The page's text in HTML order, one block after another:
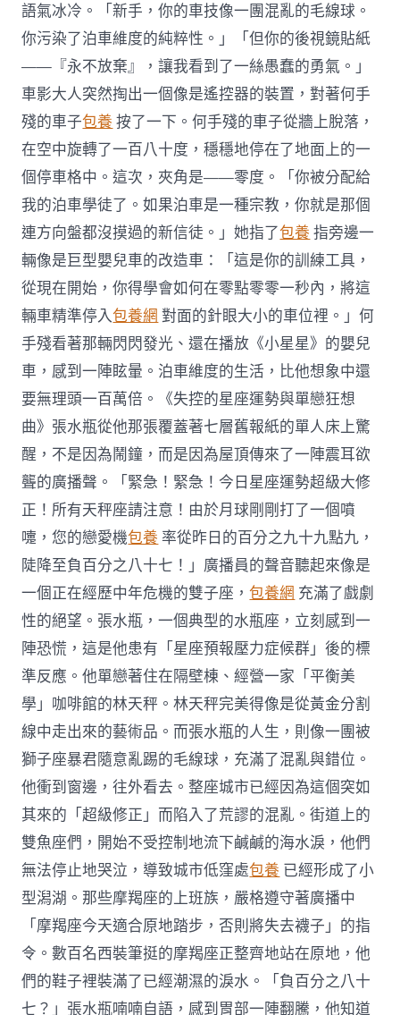
語氣冰冷。「新手，你的車技像一團混亂的毛線球。
你污染了泊車維度的純粹性。」「但你的後視鏡貼紙
——『永不放棄』，讓我看到了一絲愚蠢的勇氣。」
車影大人突然掏出一個像是遙控器的裝置，對著何手
殘的車子包養 按了一下。何手殘的車子從牆上脫落，
在空中旋轉了一百八十度，穩穩地停在了地面上的一
個停車格中。這次，夾角是——零度。「你被分配給
我的泊車學徒了。如果泊車是一種宗教，你就是那個
連方向盤都沒摸過的新信徒。」她指了包養 指旁邊一
輛像是巨型嬰兒車的改造車：「這是你的訓練工具，
從現在開始，你得學會如何在零點零零一秒內，將這
輛車精準停入包養網 對面的針眼大小的車位裡。」何
手殘看著那輛閃閃發光、還在播放《小星星》的嬰兒
車，感到一陣眩暈。泊車維度的生活，比他想象中還
要無理頭一百萬倍。《失控的星座運勢與單戀狂想
曲》張水瓶從他那張覆蓋著七層舊報紙的單人床上驚
醒，不是因為鬧鐘，而是因為屋頂傳來了一陣震耳欲
聾的廣播聲。「緊急！緊急！今日星座運勢超級大修
正！所有天秤座請注意！由於月球剛剛打了一個噴
嚏，您的戀愛機包養 率從昨日的百分之九十九點九，
陡降至負百分之八十七！」廣播員的聲音聽起來像是
一個正在經歷中年危機的雙子座，包養網 充滿了戲劇
性的絕望。張水瓶，一個典型的水瓶座，立刻感到一
陣恐慌，這是他患有「星座預報壓力症候群」後的標
準反應。他單戀著住在隔壁棟、經營一家「平衡美
學」咖啡館的林天秤。林天秤完美得像是從黃金分割
線中走出來的藝術品。而張水瓶的人生，則像一團被
獅子座暴君隨意亂踢的毛線球，充滿了混亂與錯位。
他衝到窗邊，往外看去。整座城市已經因為這個突如
其來的「超級修正」而陷入了荒謬的混亂。街道上的
雙魚座們，開始不受控制地流下鹹鹹的海水淚，他們
無法停止地哭泣，導致城市低窪處包養 已經形成了小
型潟湖。那些摩羯座的上班族，嚴格遵守著廣播中
「摩羯座今天適合原地踏步，否則將失去襪子」的指
令。數百名西裝筆挺的摩羯座正整齊地站在原地，他
們的鞋子裡裝滿了已經潮濕的淚水。「負百分之八十
七？」張水瓶喃喃自語，感到胃部一陣翻騰，他知道